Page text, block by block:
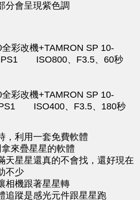
分會呈現紫色調
彩改機+TAMRON SP 10-
ISO800、F3.5、60秒
彩改機+TAMRON SP 10-
ISO400、F3.5、180秒
，利用一套免費軟體
來疊星星的軟體
天星星還真的不會找，還好現在
不少
相機跟著星星轉
追蹤是感光元件跟星星跑